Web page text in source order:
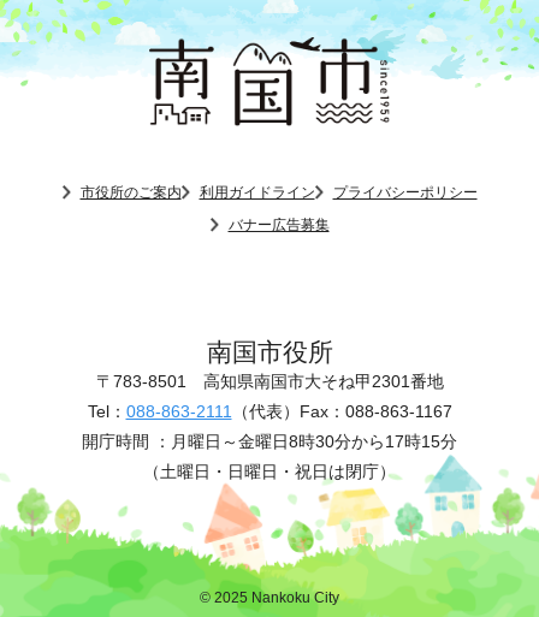
市役所のご案内 利用ガイドライン
プライバシーポリシー
バナー広告募集
南国市役所
〒783-8501 高知県南国市大そね甲2301番地
Tel： 088-863-2111 （代表） Fax：088-863-1167
開庁時間 ： 月曜日～金曜日8時30分から17時15分
（土曜日・日曜日・祝日は閉庁）
© 2025 Nankoku City